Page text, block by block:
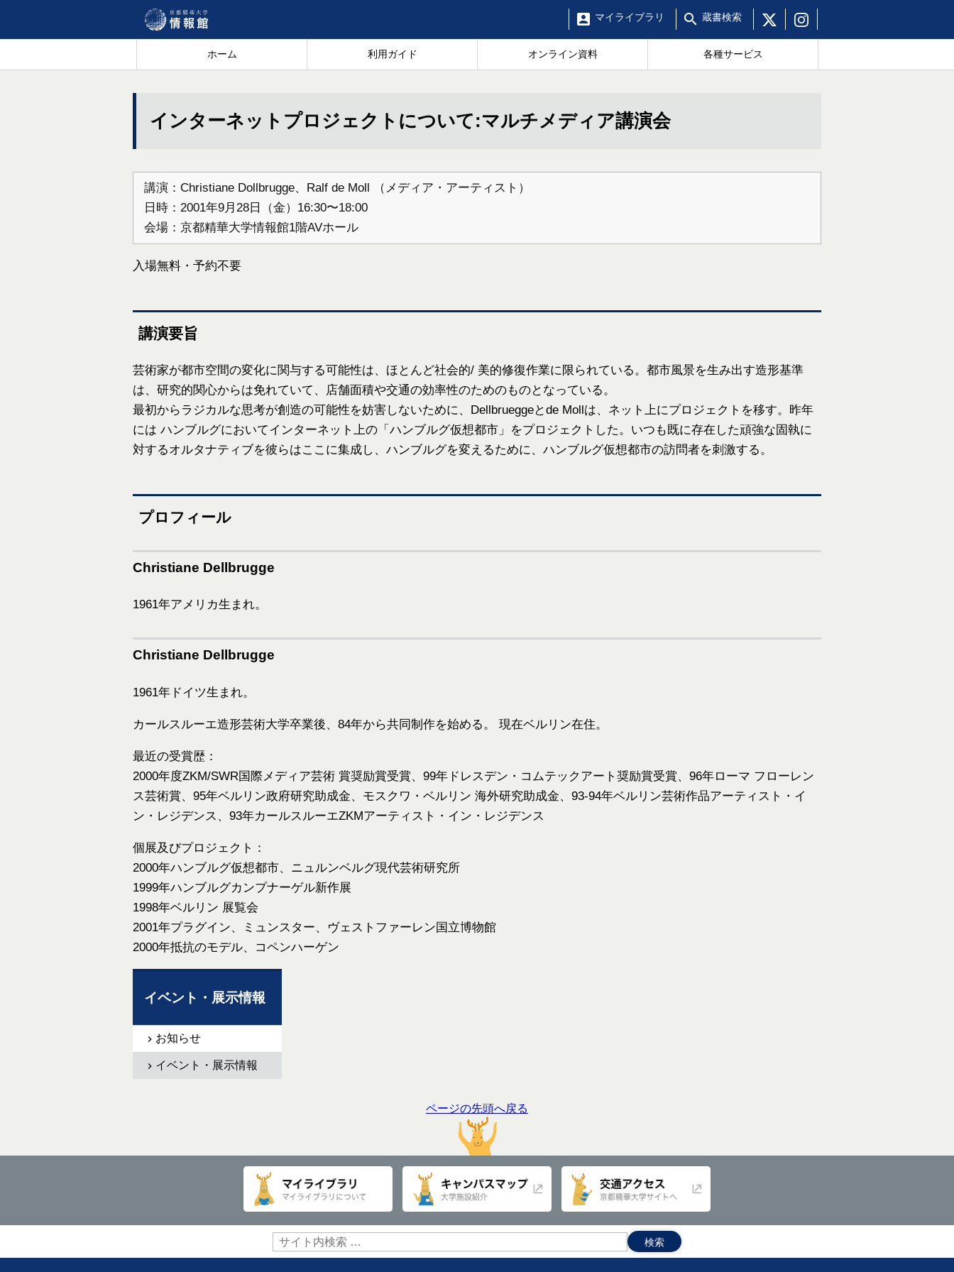
マイライブラリ 蔵書検索
ホーム 利用ガイド オンライン資料 各種サービス
インターネットプロジェクトについて:マルチメディア講演会
講演：Christiane Dollbrugge、Ralf de Moll （メディア・アーティスト）
日時：2001年9月28日（金）16:30〜18:00
会場：京都精華大学情報館1階AVホール
入場無料・予約不要
講演要旨
芸術家が都市空間の変化に関与する可能性は、ほとんど社会的/ 美的修復作業に限られている。都市風景を生み出す造形基準
は、研究的関心からは免れていて、店舗面積や交通の効率性のためのものとなっている。
最初からラジカルな思考が創造の可能性を妨害しないために、Dellbrueggeとde Mollは、ネット上にプロジェクトを移す。昨年
には ハンブルグにおいてインターネット上の「ハンブルグ仮想都市」をプロジェクトした。いつも既に存在した頑強な固執に
対するオルタナティブを彼らはここに集成し、ハンブルグを変えるために、ハンブルグ仮想都市の訪問者を刺激する。
プロフィール
Christiane Dellbrugge
1961年アメリカ生まれ。
Christiane Dellbrugge
1961年ドイツ生まれ。
カールスルーエ造形芸術大学卒業後、84年から共同制作を始める。 現在ベルリン在住。
最近の受賞歴：
2000年度ZKM/SWR国際メディア芸術 賞奨励賞受賞、99年ドレスデン・コムテックアート奨励賞受賞、96年ローマ フローレン
ス芸術賞、95年ベルリン政府研究助成金、モスクワ・ベルリン 海外研究助成金、93-94年ベルリン芸術作品アーティスト・イ
ン・レジデンス、93年カールスルーエZKMアーティスト・イン・レジデンス
個展及びプロジェクト：
2000年ハンブルグ仮想都市、ニュルンベルグ現代芸術研究所
1999年ハンブルグカンプナーゲル新作展
1998年ベルリン 展覧会
2001年プラグイン、ミュンスター、ヴェストファーレン国立博物館
2000年抵抗のモデル、コペンハーゲン
イベント・展示情報
お知らせ
イベント・展示情報
ページの先頭へ戻る
サ
イ
ト